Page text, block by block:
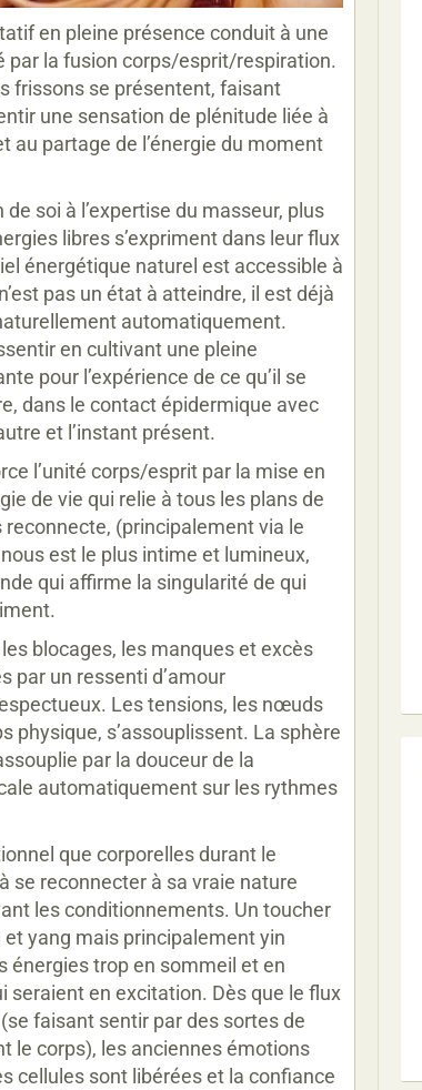
en pleine présence conduit à une
par la fusion corps/esprit/respiration.
frissons se présentent, faisant
une sensation de plénitude liée à
au partage de l’énergie du moment
de soi à l’expertise du masseur, plus
libres s’expriment dans leur flux
énergétique naturel est accessible à
pas un état à atteindre, il est déjà
automatiquement.
en cultivant une pleine
pour l’expérience de ce qu’il se
dans le contact épidermique avec
et l’instant présent.
l’unité corps/esprit par la mise en
de vie qui relie à tous les plans de
reconnecte, (principalement via le
est le plus intime et lumineux,
qui affirme la singularité de qui
blocages, les manques et excès
par un ressenti d’amour
Les tensions, les nœuds
physique, s’assouplissent. La sphère
par la douceur de la
automatiquement sur les rythmes
que corporelles durant le
se reconnecter à sa vraie nature
les conditionnements. Un toucher
yang mais principalement yin
énergies trop en sommeil et en
seraient en excitation. Dès que le flux
(se faisant sentir par des sortes de
le corps), les anciennes émotions
cellules sont libérées et la confiance